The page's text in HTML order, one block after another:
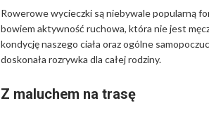
Rowerowe wycieczki są niebywale popularną
bowiem aktywność ruchowa, która nie jest
kondycję naszego ciała oraz ogólne
doskonała rozrywka dla całej rodziny.
Z maluchem na trasę